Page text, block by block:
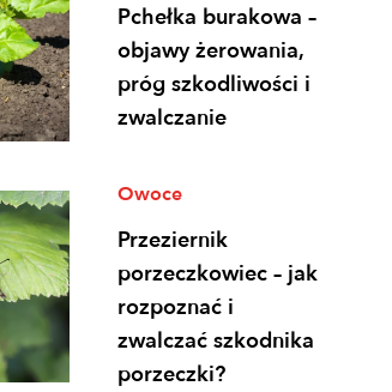
Pchełka burakowa –
objawy żerowania,
próg szkodliwości i
zwalczanie
Owoce
Przeziernik
porzeczkowiec – jak
rozpoznać i
zwalczać szkodnika
porzeczki?